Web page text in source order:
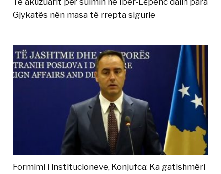
Të akuzuarit për sulmin në Ibër-Lepenc dalin para
Gjykatës nën masa të rrepta sigurie
Formimi i institucioneve, Konjufca: Ka gatishmëri